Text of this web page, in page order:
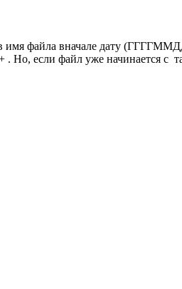
имя файла вначале дату
Но, если файл уже начинается с